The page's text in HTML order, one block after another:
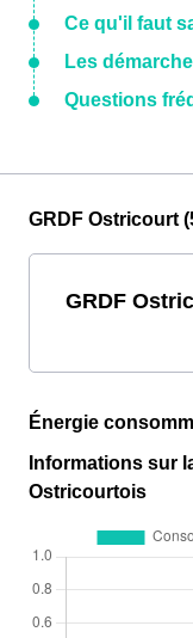
Ce qu'il faut
Les
Questions
GRDF Ostricourt
GRDF
Énergie
Informations sur
Ostricourtois